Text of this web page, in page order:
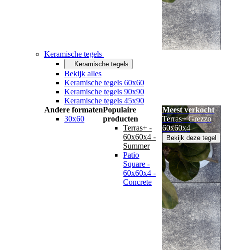
Keramische tegels
Keramische tegels
Bekijk alles
Keramische tegels 60x60
Keramische tegels 90x90
Keramische tegels 45x90
Andere formaten
30x60
Populaire
producten
Terras+ -
60x60x4 -
Summer
Patio
Square -
60x60x4 -
Concrete
Meest verkocht
Terras+ Grezzo
60x60x4
Bekijk deze tegel